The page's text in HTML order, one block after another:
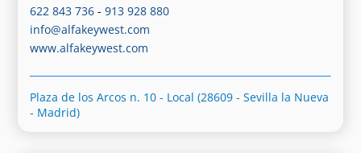
622 843 736 -913 928 880
info@alfakeywest.com
www.alfakeywest.com
Plaza de los Arcos n. 10 - Local (28609 - Sevilla la Nueva
- Madrid)